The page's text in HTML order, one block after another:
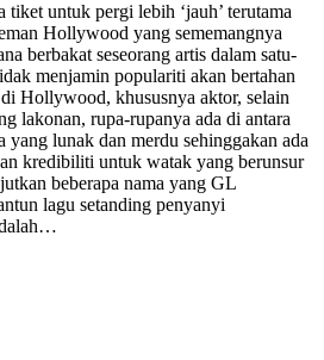
tiket untuk pergi lebih ‘jauh’ terutama
Hollywood yang sememangnya
berbakat seseorang artis dalam satu-
menjamin populariti akan bertahan
Hollywood, khususnya aktor, selain
lakonan, rupa-rupanya ada di antara
yang lunak dan merdu sehinggakan ada
kredibiliti untuk watak yang berunsur
beberapa nama yang GL
lagu setanding penyanyi